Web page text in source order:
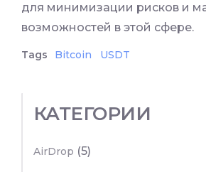
для минимизации рисков и
возможностей в этой сфере.
Tags Bitcoin USDT
КАТЕГОРИИ
AirDrop (5)